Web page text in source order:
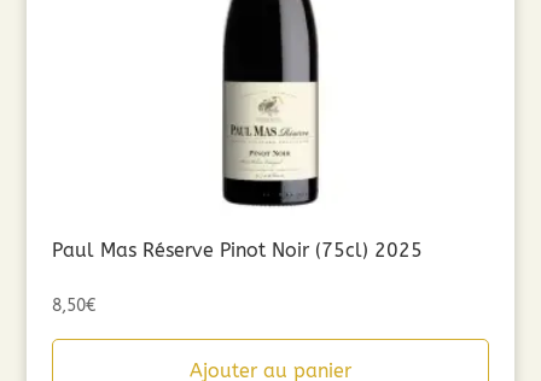
Paul Mas Réserve Pinot Noir (75cl) 2025
8,50€
Ajouter au panier